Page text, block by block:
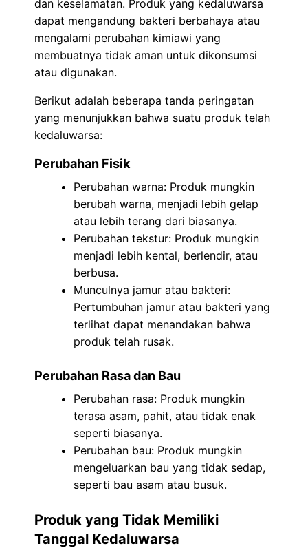
dan keselamatan. Produk yang kedaluwarsa
dapat mengandung bakteri berbahaya atau
mengalami perubahan kimiawi yang
membuatnya tidak aman untuk dikonsumsi
atau digunakan.
Berikut adalah beberapa tanda peringatan
yang menunjukkan bahwa suatu produk telah
kedaluwarsa:
Perubahan Fisik
Perubahan warna: Produk mungkin
berubah warna, menjadi lebih gelap
atau lebih terang dari biasanya.
Perubahan tekstur: Produk mungkin
menjadi lebih kental, berlendir, atau
berbusa.
Munculnya jamur atau bakteri:
Pertumbuhan jamur atau bakteri yang
terlihat dapat menandakan bahwa
produk telah rusak.
Perubahan Rasa dan Bau
Perubahan rasa: Produk mungkin
terasa asam, pahit, atau tidak enak
seperti biasanya.
Perubahan bau: Produk mungkin
mengeluarkan bau yang tidak sedap,
seperti bau asam atau busuk.
Produk yang Tidak Memiliki
Tanggal Kedaluwarsa